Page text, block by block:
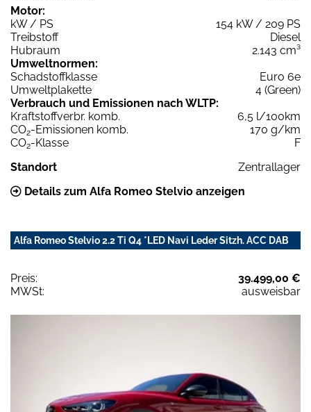
Motor:
kW / PS
154 kW / 209 PS
Treibstoff
Diesel
Hubraum
2.143 cm³
Umweltnormen:
Schadstoffklasse
Euro 6e
Umweltplakette
4 (Green)
Verbrauch und Emissionen nach WLTP:
Kraftstoffverbr. komb.
6,5 l/100km
CO2-Emissionen komb.
170 g/km
CO2-Klasse
F
Standort
Zentrallager
Details zum Alfa Romeo Stelvio anzeigen
Alfa Romeo Stelvio 2.2 Ti Q4 *LED Navi Leder Sitzh. ACC DAB
Preis:
39.499,00 €
MWSt:
ausweisbar